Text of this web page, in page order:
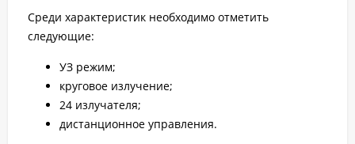
Среди характеристик необходимо отметить
следующие:
УЗ режим;
круговое излучение;
24 излучателя;
дистанционное управления.